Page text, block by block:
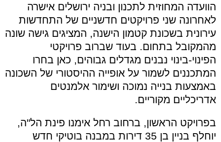
הוועדה המחוזית לתכנון ובניה ירושלים אישרה
לאחרונה שני פרויקטים חדשניים של התחדשות
עירונית בשכונת קטמון הישנה, המציגים גישה שונה
מהמקובל בתחום. בעוד שברוב פרויקטי
הפינוי-בינוי נבנים מגדלים גבוהים, כאן בחרו
המתכננים לשמור על אופייה ההיסטורי של השכונה
באמצעות בנייה נמוכה ושימור אלמנטים
אדריכליים מקוריים.
בפרויקט הראשון, ברחוב רחל אימנו פינת הל"ה,
יוחלף בניין בן 35 דירות במבנה בוטיקי חדש